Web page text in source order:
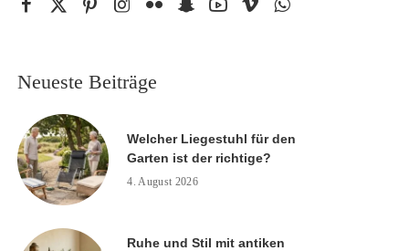
Neueste Beiträge
Welcher Liegestuhl für den
Garten ist der richtige?
4. August 2026
Ruhe und Stil mit antiken